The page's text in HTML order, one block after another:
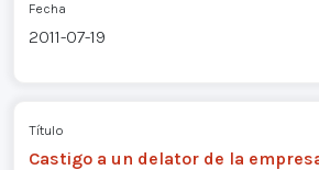
Fecha
2011-07-19
Título
Castigo a un delator de la